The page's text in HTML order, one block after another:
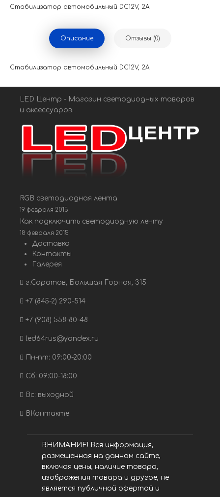
Стабилизатор автомобильный DC12V, 2A
Описание Отзывы (0)
Стабилизатор автомобильный DC12V, 2A
LED Центр - Магазин светодиодных товаров
и аксессуаров.
RGB светодиодная лента
19 февраля 2015
Как подключить светодиодную ленту
18 февраля 2015
Доставка
Контакты
Галерея
г.Саратов, Большая Горная, 315
+7 (845-2) 290-514
+7 (908) 558-80-48
led64rus@yandex.ru
Пн-пт: 09:00-20:00
Сб: 09:00-18:00
Вс: выходной
ВКонтакте
ВНИМАНИЕ! Вся информация,
размещенная на данном сайте,
включая цены, наличие товара,
изображения товара и другое, не
является публичной офертой и